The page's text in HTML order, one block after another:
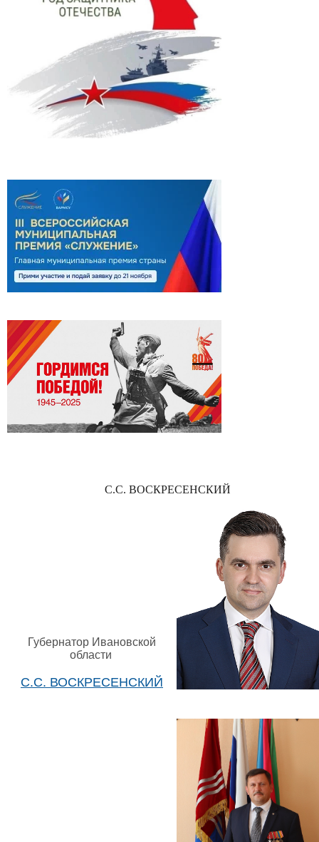
С.С. ВОСКРЕСЕНСКИЙ
Губернатор Ивановской
области
С.С. ВОСКРЕСЕНСКИЙ